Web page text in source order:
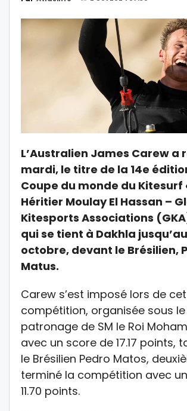
L’Australien James Carew a
mardi, le titre de la 14e
Coupe du monde du Kitesurf
Héritier Moulay El Hassan –
Kitesports Associations
qui se tient à Dakhla
octobre, devant le Brésilien,
Matus.
Carew s’est imposé lors de
compétition, organisée sous le
patronage de SM le Roi
avec un score de 17.17 points,
le Brésilien Pedro Matos,
terminé la compétition avec
11.70 points.